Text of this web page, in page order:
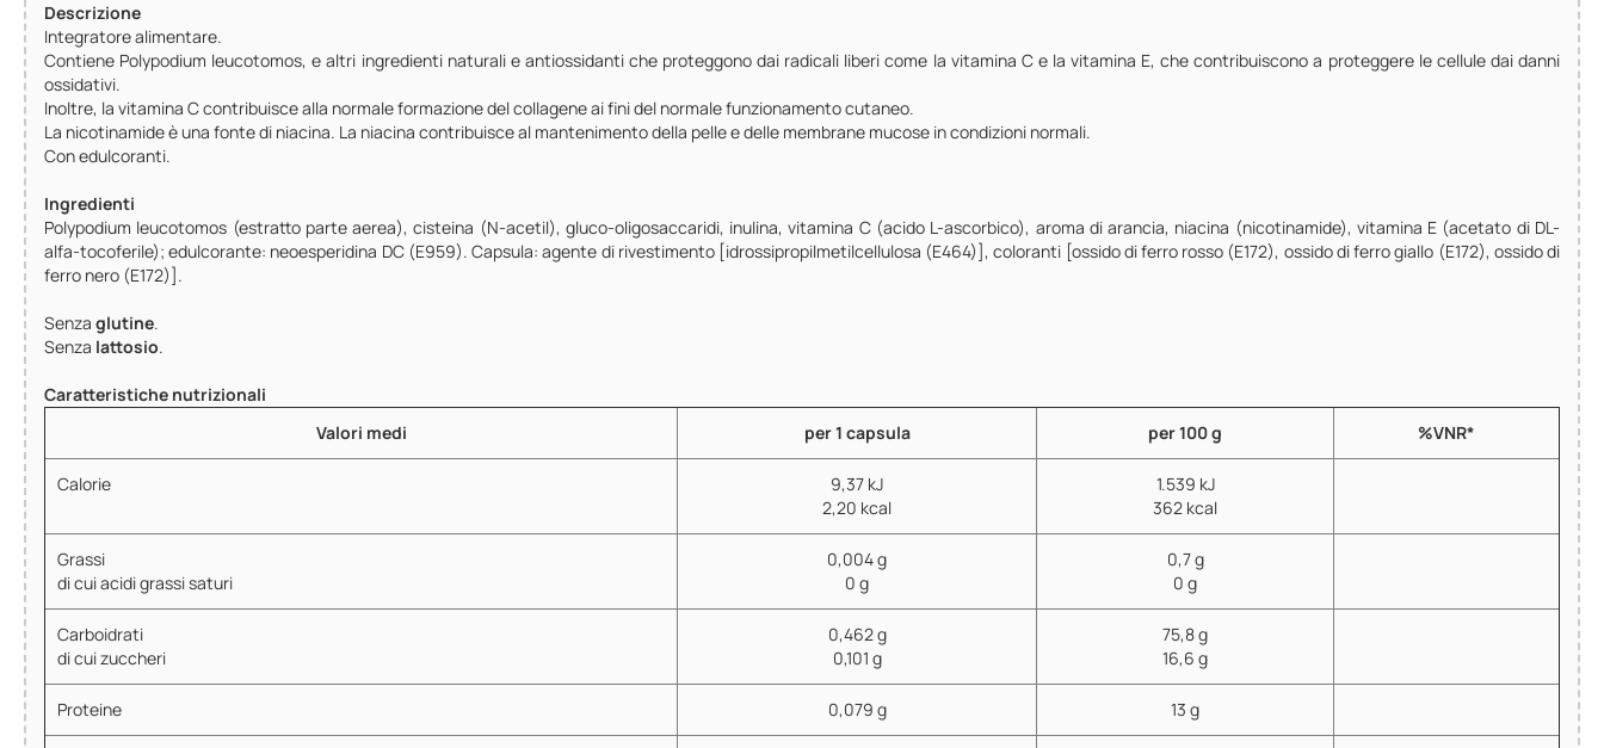
Descrizione
Integratore alimentare.
Contiene Polypodium leucotomos, e altri ingredienti naturali e antiossidanti che proteggono dai radicali liberi come la vitamina C e la vitamina E, che contribuiscono a proteggere le cellule dai danni
ossidativi.
Inoltre, la vitamina C contribuisce alla normale formazione del collagene ai fini del normale funzionamento cutaneo.
La nicotinamide è una fonte di niacina. La niacina contribuisce al mantenimento della pelle e delle membrane mucose in condizioni normali.
Con edulcoranti.
Ingredienti
Polypodium leucotomos (estratto parte aerea), cisteina (N-acetil), gluco-oligosaccaridi, inulina, vitamina C (acido L-ascorbico), aroma di arancia, niacina (nicotinamide), vitamina E (acetato di DL-
alfa-tocoferile); edulcorante: neoesperidina DC (E959). Capsula: agente di rivestimento [idrossipropilmetilcellulosa (E464)], coloranti [ossido di ferro rosso (E172), ossido di ferro giallo (E172), ossido di
ferro nero (E172)].
Senza glutine.
Senza lattosio.
Caratteristiche nutrizionali
Valori medi
per 1 capsula per 100 g %VNR*
Calorie
9,37 kJ
2,20 kcal
1.539 kJ
362 kcal
Grassi
di cui acidi grassi saturi
0,004 g
0 g
0,7 g
0 g
Carboidrati
di cui zuccheri
0,462 g
0,101 g
75,8 g
16,6 g
Proteine 0,079 g 13 g